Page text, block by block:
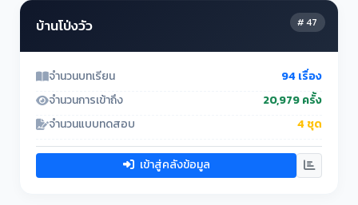
# 47
บ้านโป่งวัว
จำนวนบทเรียน
94 เรื่อง
จำนวนการเข้าถึง
20,979 ครั้ง
จำนวนแบบทดสอบ
4 ชุด
เข้าสู่คลังข้อมูล